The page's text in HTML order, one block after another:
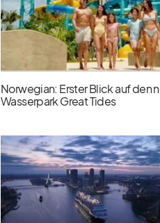
Norwegian: Erster Blick auf den
Wasserpark Great Tides